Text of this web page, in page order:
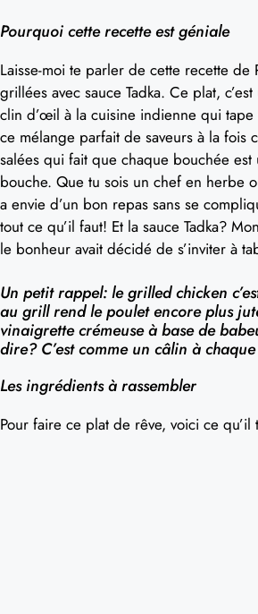
Pourquoi cette recette est géniale
Laisse-moi te parler de cette recette de
grillées avec sauce Tadka. Ce plat,
clin d’œil à la cuisine indienne qui tape
ce mélange parfait de saveurs à la fois
salées qui fait que chaque bouchée
bouche. Que tu sois un chef en herbe
a envie d’un bon repas sans se
tout ce qu’il faut! Et la sauce Tadka?
le bonheur avait décidé de s’inviter à
Un petit rappel:le grilled chicken
au grill rend le poulet encore plus
vinaigrette crémeuse à base de
dire? C’est comme un câlin à
Les ingrédients à rassembler
Pour faire ce plat de rêve, voici ce qu’il